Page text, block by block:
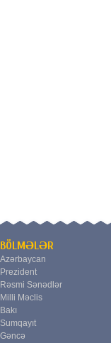
BÖLMƏLƏR
Azərbaycan
Prezident
Rəsmi Sənədlər
Milli Məclis
Bakı
Sumqayıt
Gəncə